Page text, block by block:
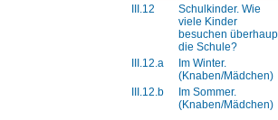
III.12
Schulkinder. Wie
viele Kinder
besuchen
die Schule?
III.12.a
Im Winter.
(Knaben/Mädchen)
III.12.b
Im Sommer.
(Knaben/Mädchen)